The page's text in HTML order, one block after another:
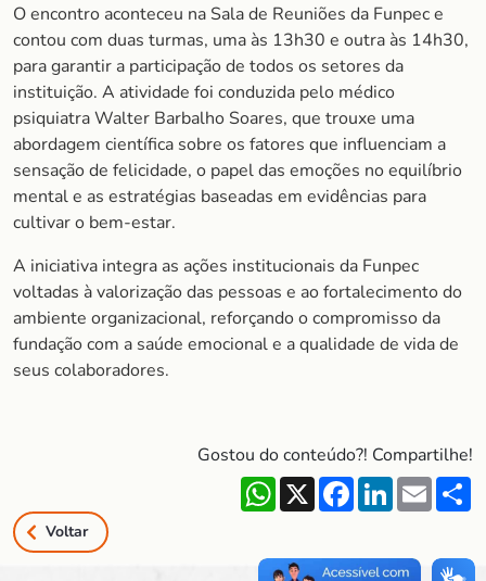
O encontro aconteceu na Sala de Reuniões da Funpec e
contou com duas turmas, uma às 13h30 e outra às 14h30,
para garantir a participação de todos os setores da
instituição. A atividade foi conduzida pelo médico
psiquiatra Walter Barbalho Soares, que trouxe uma
abordagem científica sobre os fatores que influenciam a
sensação de felicidade, o papel das emoções no equilíbrio
mental e as estratégias baseadas em evidências para
cultivar o bem-estar.
A iniciativa integra as ações institucionais da Funpec
voltadas à valorização das pessoas e ao fortalecimento do
ambiente organizacional, reforçando o compromisso da
fundação com a saúde emocional e a qualidade de vida de
seus colaboradores.
Gostou do conteúdo?! Compartilhe!
WhatsApp
X FacebookLinkedIn
Email
Voltar